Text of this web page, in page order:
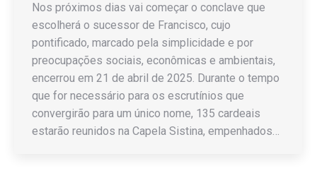
Nos próximos dias vai começar o conclave que
escolherá o sucessor de Francisco, cujo
pontificado, marcado pela simplicidade e por
preocupações sociais, econômicas e ambientais,
encerrou em 21 de abril de 2025. Durante o tempo
que for necessário para os escrutínios que
convergirão para um único nome, 135 cardeais
estarão reunidos na Capela Sistina, empenhados…